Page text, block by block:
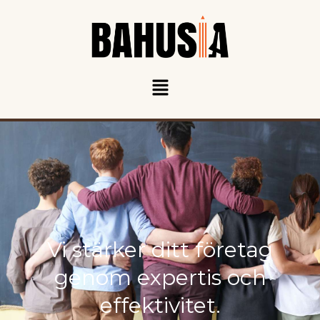
Meny
Vi stärker ditt företag
genom expertis och
effektivitet.